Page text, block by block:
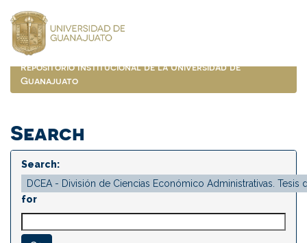
navigation
Repositorio Institucional de la Universidad de
Guanajuato
Search
Search:
for